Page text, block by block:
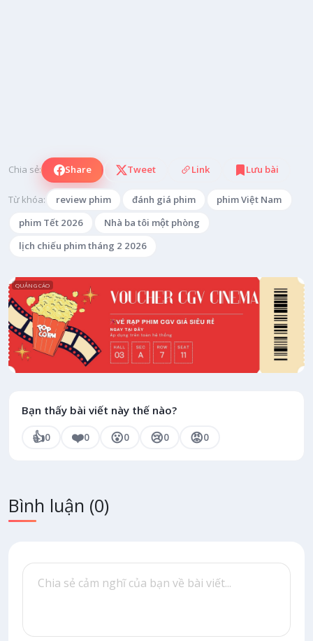
Chia sẻ: Share Tweet Link Lưu bài
Từ khóa: review phim đánh giá phim
phim Việt Nam
phim Tết 2026
Nhà ba tôi một phòng
lịch chiếu phim tháng 2 2026
QUẢNG CÁO
Bạn thấy bài viết này thế nào?
👍0 ❤️0 😮0 😢0 😡0
Bình luận (0)